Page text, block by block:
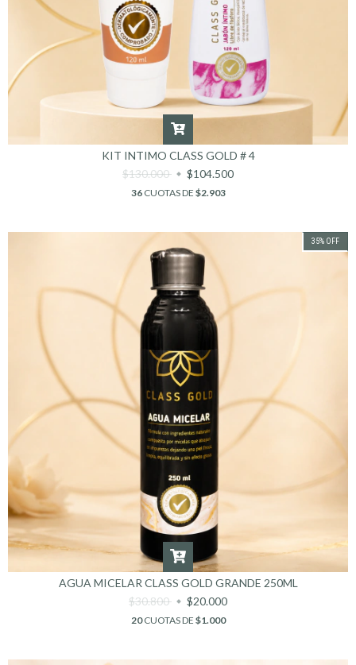
KIT INTIMO CLASS GOLD # 4
$130.000
$104.500
36CUOTAS DE $2.903
35% OFF
AGUA MICELAR CLASS GOLD GRANDE 250ML
$30.800
$20.000
20CUOTAS DE $1.000